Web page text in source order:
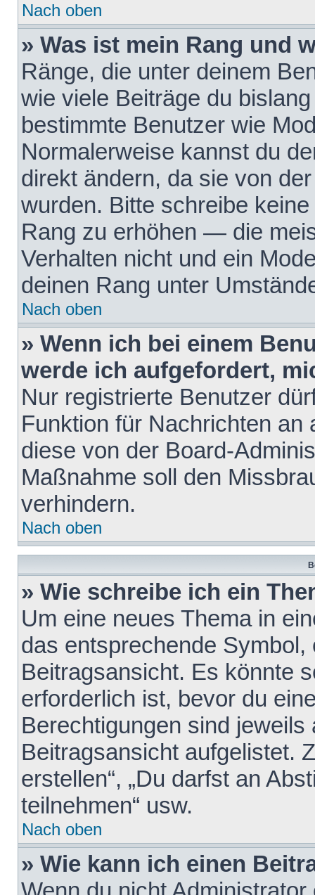
Nach oben
» Was ist mein Rang und
Ränge, die unter deinem
wie viele Beiträge du
bestimmte Benutzer wie
Normalerweise kannst du
direkt ändern, da sie von
wurden. Bitte schreibe
Rang zu erhöhen — die
Verhalten nicht und ein
deinen Rang unter
Nach oben
» Wenn ich bei einem
werde ich aufgefordert,
Nur registrierte Benutzer
Funktion für Nachrichten
diese von der Board-
Maßnahme soll den
verhindern.
Nach oben
» Wie schreibe ich ein
Um eine neues Thema in
das entsprechende
Beitragsansicht. Es könnte
erforderlich ist, bevor du
Berechtigungen sind
Beitragsansicht aufgelistet.
erstellen“, „Du darfst an
teilnehmen“ usw.
Nach oben
» Wie kann ich einen